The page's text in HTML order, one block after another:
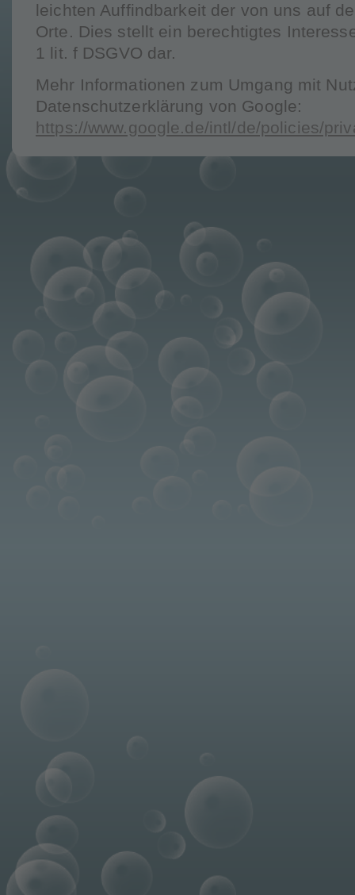
leichten Auffindbarkeit der von uns auf
Orte. Dies stellt ein berechtigtes
1 lit. f DSGVO dar.
Mehr Informationen zum Umgang mit
Datenschutzerklärung von Google:
https://www.google.de/intl/de/policies/